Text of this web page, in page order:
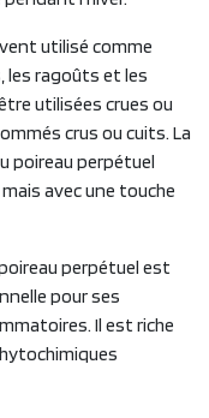
utilisé comme
les ragoûts et les
utilisées crues ou
crus ou cuits. La
poireau perpétuel
avec une touche
perpétuel est
pour ses
Il est riche